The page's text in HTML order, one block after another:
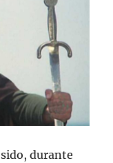
durante